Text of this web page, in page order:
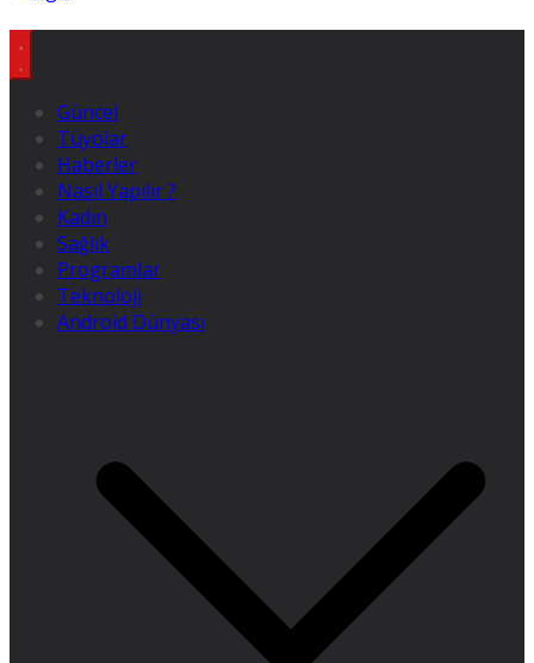
Güncel
Tüyolar
Haberler
Nasıl Yapılır ?
Kadın
Sağlık
Programlar
Teknoloji
Android Dünyası